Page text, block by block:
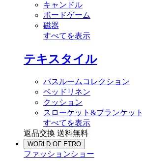
キャンドル
ボードゲーム
磁器
すべてを表示
テキスタイル
バスルームコレクション
ベッドリネン
クッション
スローケット&ブランケット
すべてを表示
返品交換 送料無料
WORLD OF ETRO
ファッションショー